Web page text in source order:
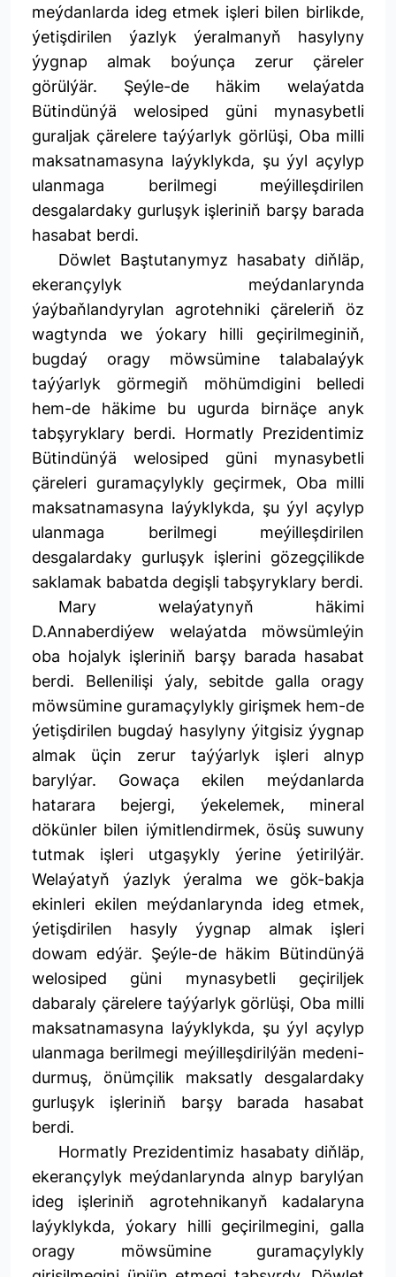
meýdanlarda ideg etmek işleri bilen birlikde,
ýetişdirilen ýazlyk ýeralmanyň hasylyny
ýygnap almak boýunça zerur çäreler
görülýär. Şeýle-de häkim welaýatda
Bütindünýä welosiped güni mynasybetli
guraljak çärelere taýýarlyk görlüşi, Oba milli
maksatnamasyna laýyklykda, şu ýyl açylyp
ulanmaga berilmegi meýilleşdirilen
desgalardaky gurluşyk işleriniň barşy barada
hasabat berdi.
Döwlet Baştutanymyz hasabaty diňläp,
ekerançylyk meýdanlarynda
ýaýbaňlandyrylan agrotehniki çäreleriň öz
wagtynda we ýokary hilli geçirilmeginiň,
bugdaý oragy möwsümine talabalaýyk
taýýarlyk görmegiň möhümdigini belledi
hem-de häkime bu ugurda birnäçe anyk
tabşyryklary berdi. Hormatly Prezidentimiz
Bütindünýä welosiped güni mynasybetli
çäreleri guramaçylykly geçirmek, Oba milli
maksatnamasyna laýyklykda, şu ýyl açylyp
ulanmaga berilmegi meýilleşdirilen
desgalardaky gurluşyk işlerini gözegçilikde
saklamak babatda degişli tabşyryklary berdi.
Mary welaýatynyň häkimi
D.Annaberdiýew welaýatda möwsümleýin
oba hojalyk işleriniň barşy barada hasabat
berdi. Bellenilişi ýaly, sebitde galla oragy
möwsümine guramaçylykly girişmek hem-de
ýetişdirilen bugdaý hasylyny ýitgisiz ýygnap
almak üçin zerur taýýarlyk işleri alnyp
barylýar. Gowaça ekilen meýdanlarda
hatarara bejergi, ýekelemek, mineral
dökünler bilen iýmitlendirmek, ösüş suwuny
tutmak işleri utgaşykly ýerine ýetirilýär.
Welaýatyň ýazlyk ýeralma we gök-bakja
ekinleri ekilen meýdanlarynda ideg etmek,
ýetişdirilen hasyly ýygnap almak işleri
dowam edýär. Şeýle-de häkim Bütindünýä
welosiped güni mynasybetli geçiriljek
dabaraly çärelere taýýarlyk görlüşi, Oba milli
maksatnamasyna laýyklykda, şu ýyl açylyp
ulanmaga berilmegi meýilleşdirilýän medeni-
durmuş, önümçilik maksatly desgalardaky
gurluşyk işleriniň barşy barada hasabat
berdi.
Hormatly Prezidentimiz hasabaty diňläp,
ekerançylyk meýdanlarynda alnyp barylýan
ideg işleriniň agrotehnikanyň kadalaryna
laýyklykda, ýokary hilli geçirilmegini, galla
oragy möwsümine guramaçylykly